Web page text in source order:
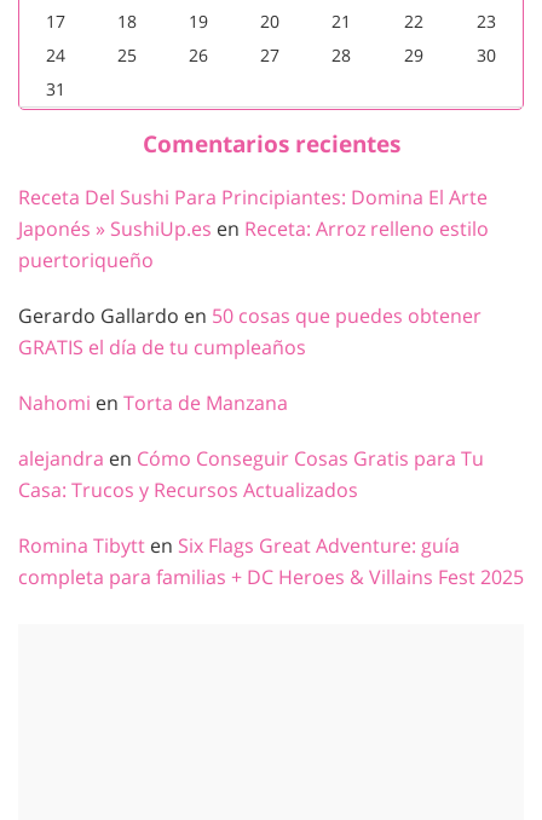
17
18 19 20 21 22
23
24
25 26 27 28 29
30
31
Comentarios recientes
Receta Del Sushi Para Principiantes: Domina El Arte
Japonés » SushiUp.es en Receta: Arroz relleno estilo
puertoriqueño
Gerardo Gallardo en 50 cosas que puedes obtener
GRATIS el día de tu cumpleaños
Nahomi en Torta de Manzana
alejandra en Cómo Conseguir Cosas Gratis para Tu
Casa: Trucos y Recursos Actualizados
Romina Tibytt en Six Flags Great Adventure: guía
completa para familias + DC Heroes & Villains Fest 2025